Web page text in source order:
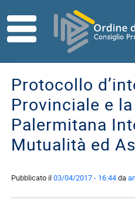
HOME
Direttivo
Consiglio
di
Disciplina
Commissioni
Referenti
Protocollo
Provinciale e
Palermitana
Mutualità ed
Pubblicato il03/04/2017 - 16:44da